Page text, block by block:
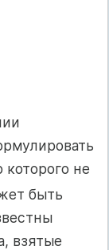
не
быть
взятые